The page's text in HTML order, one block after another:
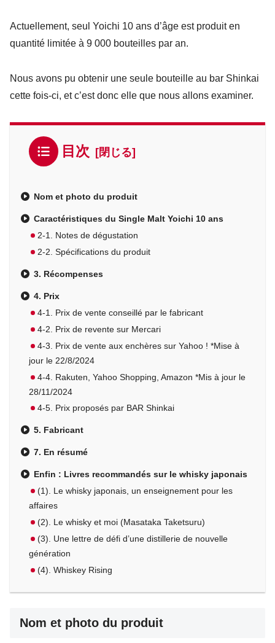
Actuellement, seul Yoichi 10 ans d’âge est produit en
quantité limitée à 9 000 bouteilles par an.
Nous avons pu obtenir une seule bouteille au bar Shinkai
cette fois-ci, et c’est donc elle que nous allons examiner.
目次
Nom et photo du produit
Caractéristiques du Single Malt Yoichi 10 ans
2-1. Notes de dégustation
2-2. Spécifications du produit
3. Récompenses
4. Prix
4-1. Prix de vente conseillé par le fabricant
4-2. Prix de revente sur Mercari
4-3. Prix de vente aux enchères sur Yahoo ! *Mise à
jour le 22/8/2024
4-4. Rakuten, Yahoo Shopping, Amazon *Mis à jour le
28/11/2024
4-5. Prix proposés par BAR Shinkai
5. Fabricant
7. En résumé
Enfin : Livres recommandés sur le whisky japonais
(1). Le whisky japonais, un enseignement pour les
affaires
(2). Le whisky et moi (Masataka Taketsuru)
(3). Une lettre de défi d’une distillerie de nouvelle
génération
(4). Whiskey Rising
Nom et photo du produit